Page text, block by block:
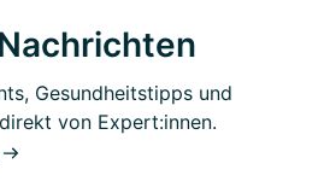
Gesundheitstipps und
von Expert:innen.